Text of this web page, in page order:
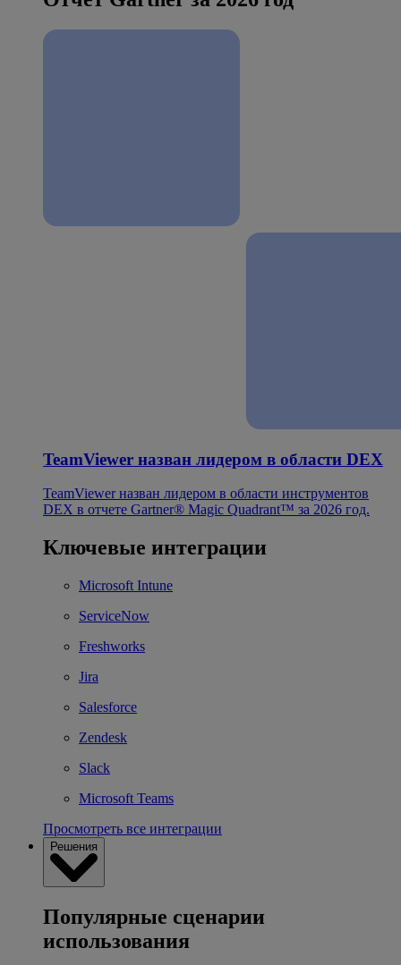
TeamViewer назван лидером в области DEX
TeamViewer назван лидером в области инструментов
DEX в отчете Gartner® Magic Quadrant™ за 2026 год.
Ключевые интеграции
Microsoft Intune
ServiceNow
Freshworks
Jira
Salesforce
Zendesk
Slack
Microsoft Teams
Просмотреть все интеграции
Решения
Популярные сценарии
использования